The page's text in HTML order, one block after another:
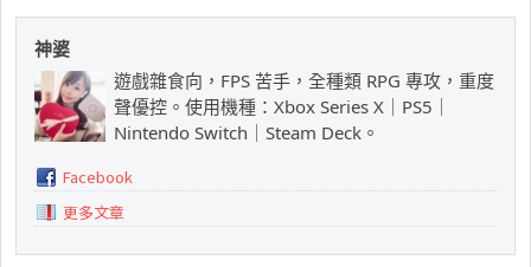
神婆
遊戲雜食向，FPS 苦手，全種類 RPG 專攻，重度
聲優控。使用機種：Xbox Series X｜PS5｜
Nintendo Switch｜Steam Deck。
Facebook
更多文章